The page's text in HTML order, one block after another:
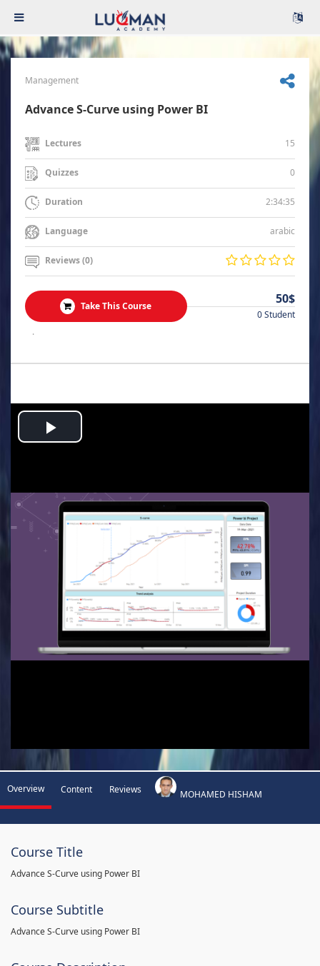
Management
Advance S-Curve using Power BI
Lectures 15
Quizzes 0
Duration 2:34:35
Language arabic
Reviews (0)
Take This Course 50$
0 Student
.
Play
Overview Content Reviews MOHAMED HISHAM
Course Title
Advance S-Curve using Power BI
Course Subtitle
Advance S-Curve using Power BI